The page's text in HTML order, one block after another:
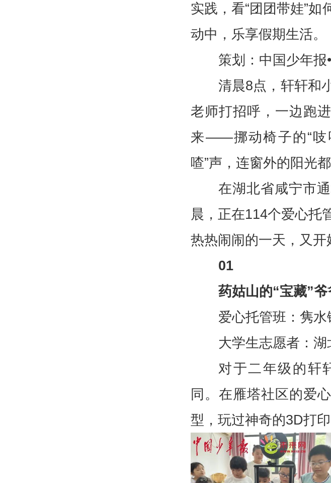
实践，看“团团带娃”
动中，乐享假期生活。
策划：中国少年报
清晨8点，轩轩和
老师打招呼，一边跑
来——挪动椅子的“吱
喳”声，连窗外的阳光
在湖北省咸宁市
晨，正在114个爱心托
热热闹闹的一天，又开
01
药姑山的“宝藏”爷
爱心托管班：隽
大学生志愿者：
对于二年级的轩
同。在雁塔社区的爱
型，玩过神奇的3D打